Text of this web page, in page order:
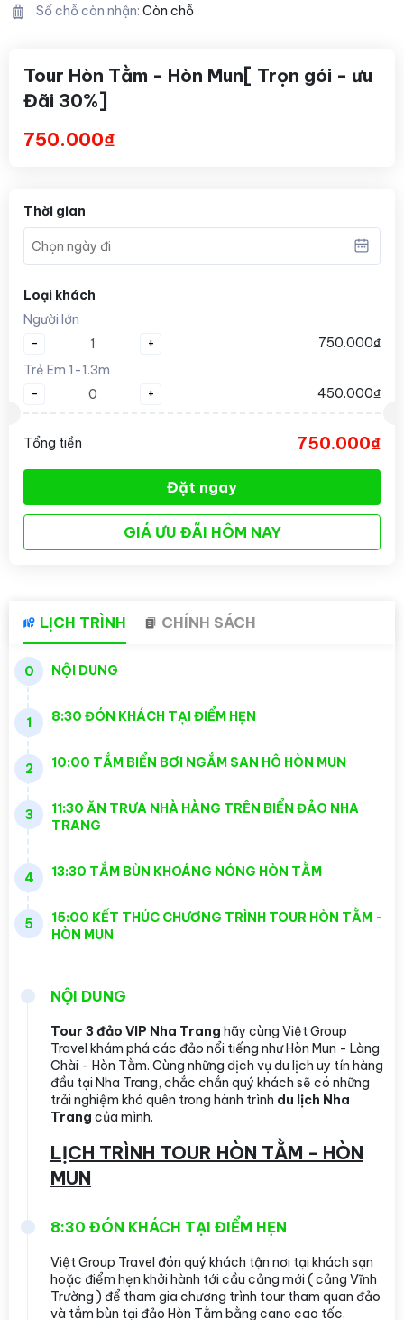
Số chỗ còn nhận: Còn chỗ
Tour Hòn Tằm - Hòn Mun[ Trọn gói - ưu
Đãi 30%]
750.000₫
Thời gian
Loại khách
Người lớn
-
+
750.000₫
Trẻ Em 1-1.3m
-
+ 450.000₫
Tổng tiền 750.000₫
Đặt ngay
GIÁ ƯU ĐÃI HÔM NAY
LỊCH TRÌNH CHÍNH SÁCH
0 NỘI DUNG
1 8:30 ĐÓN KHÁCH TẠI ĐIỂM HẸN
2 10:00 TẮM BIỂN BƠI NGẮM SAN HÔ HÒN MUN
3
11:30 ĂN TRƯA NHÀ HÀNG TRÊN BIỂN ĐẢO NHA
TRANG
4 13:30 TẮM BÙN KHOÁNG NÓNG HÒN TẰM
5
15:00 KẾT THÚC CHƯƠNG TRÌNH TOUR HÒN TẰM -
HÒN MUN
NỘI DUNG
Tour 3 đảo VIP Nha Trang hãy cùng Việt Group
Travel khám phá các đảo nổi tiếng như Hòn Mun - Làng
Chài - Hòn Tằm. Cùng những dịch vụ du lịch uy tín hàng
đầu tại Nha Trang, chắc chắn quý khách sẽ có những
trải nghiệm khó quên trong hành trình du lịch Nha
Trang của mình.
LỊCH TRÌNH TOUR HÒN TẰM - HÒN
MUN
8:30 ĐÓN KHÁCH TẠI ĐIỂM HẸN
Việt Group Travel đón quý khách tận nơi tại khách sạn
hoặc điểm hẹn khởi hành tới cầu cảng mới ( cảng Vĩnh
Trường ) để tham gia chương trình tour tham quan đảo
và tắm bùn tại đảo Hòn Tằm bằng cano cao tốc.